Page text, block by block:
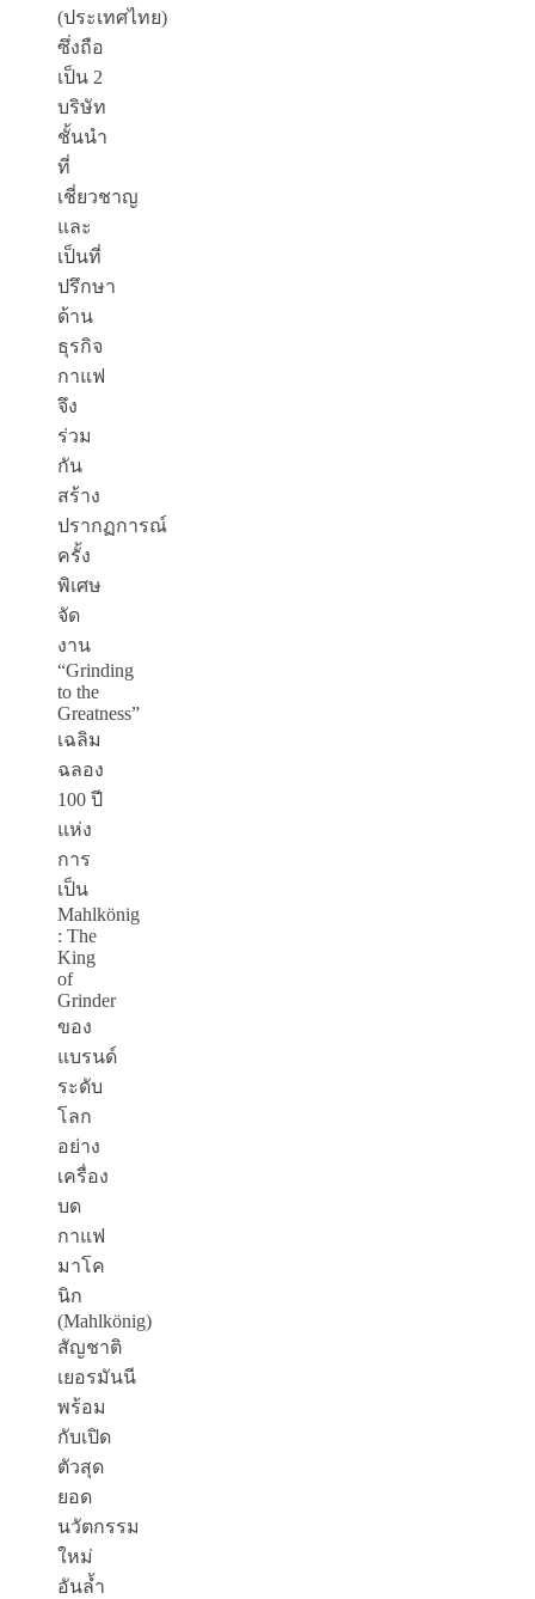
(ประเทศไทย)
ซึ่งถือ
เป็น 2
บริษัท
ชั้นนำ
ที่
เชี่ยวชาญ
และ
เป็นที่
ปรึกษา
ด้าน
ธุรกิจ
กาแฟ
จึง
ร่วม
กัน
สร้าง
ปรากฏการณ์
ครั้ง
พิเศษ
จัด
งาน
“Grinding
to the
Greatness”
เฉลิม
ฉลอง
100 ปี
แห่ง
การ
เป็น
Mahlkönig
: The
King
of
Grinder
ของ
แบรนด์
ระดับ
โลก
อย่าง
เครื่อง
บด
กาแฟ
มาโค
นิก
(Mahlkönig)
สัญชาติ
เยอรมันนี
พร้อม
กับเปิด
ตัวสุด
ยอด
นวัตกรรม
ใหม่
อันล้ำ